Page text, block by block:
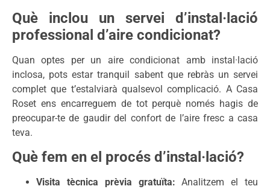
Què inclou un servei d’instal·lació
professional d’aire condicionat?
Quan optes per un aire condicionat amb instal·lació
inclosa, pots estar tranquil sabent que rebràs un servei
complet que t’estalviarà qualsevol complicació. A Casa
Roset ens encarreguem de tot perquè només hagis de
preocupar-te de gaudir del confort de l’aire fresc a casa
teva.
Què fem en el procés d’instal·lació?
Visita tècnica prèvia gratuïta: Analitzem el teu